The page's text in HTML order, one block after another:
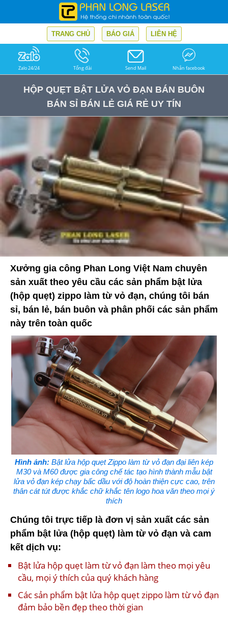
TRANG CHỦ BÁO GIÁ LIÊN HỆ
Zalo 24/24 Tổng đài Send Mail Nhắn facebook
HỘP QUẸT BẬT LỬA VỎ ĐẠN BÁN BUÔN
BÁN SỈ BÁN LẺ GIÁ RẺ UY TÍN
Xưởng gia công Phan Long Việt Nam chuyên
sản xuất theo yêu cầu các sản phẩm bật lửa
(hộp quẹt) zippo làm từ vỏ đạn, chúng tôi bán
sỉ, bán lẻ, bán buôn và phân phối các sản phẩm
này trên toàn quốc
Hình ảnh: Bật lửa hộp quẹt Zippo làm từ vỏ đạn đại liên kép
M30 và M60 được gia công chế tác tạo hình thành mẫu bật
lửa vỏ đạn kép chạy bấc dầu với độ hoàn thiện cực cao, trên
thân cát tút được khắc chữ khắc tên logo hoa văn theo mọi ý
thích
Chúng tôi trực tiếp là đơn vị sản xuất các sản
phẩm bật lửa (hộp quẹt) làm từ vỏ đạn và cam
kết dịch vụ:
Bật lửa hộp quẹt làm từ vỏ đạn làm theo mọi yêu
cầu, mọi ý thích của quý khách hàng
Các sản phẩm bật lửa hộp quẹt zippo làm từ vỏ đạn
đảm bảo bền đẹp theo thời gian